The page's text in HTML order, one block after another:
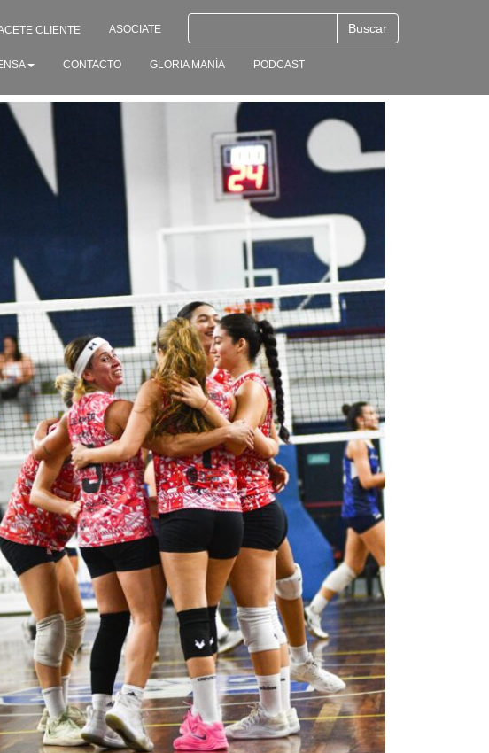
CLIENTE ASOCIATE
CONTACTO GLORIA MANÍA PODCAST